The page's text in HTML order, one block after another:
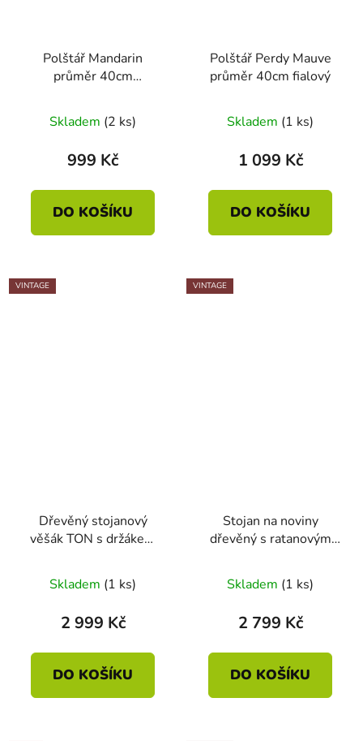
Polštář Mandarin
průměr 40cm
Skladem (2 ks)
999 Kč
DO KOŠÍKU
Polštář Perdy Mauve
průměr 40cm fialový
Skladem (1 ks)
1 099 Kč
DO KOŠÍKU
VINTAGE
Dřevěný stojanový
věšák TON s držákem
Skladem (1 ks)
2 999 Kč
DO KOŠÍKU
VINTAGE
Stojan na noviny
dřevěný s ratanovým
Skladem (1 ks)
2 799 Kč
DO KOŠÍKU